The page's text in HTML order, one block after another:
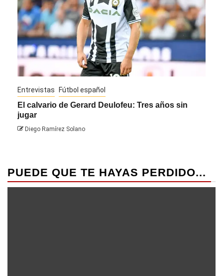
Entrevistas Fútbol español
El calvario de Gerard Deulofeu: Tres años sin
jugar
Diego Ramírez Solano
PUEDE QUE TE HAYAS PERDIDO...